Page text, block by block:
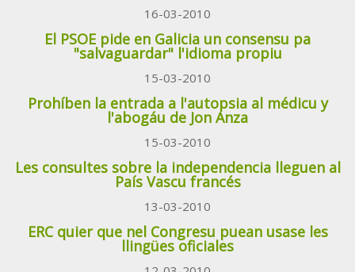
16-03-2010
El PSOE pide en Galicia un consensu pa
"salvaguardar" l'idioma propiu
15-03-2010
Prohíben la entrada a l'autopsia al médicu y
l'abogáu de Jon Anza
15-03-2010
Les consultes sobre la independencia lleguen al
País Vascu francés
13-03-2010
ERC quier que nel Congresu puean usase les
llingües oficiales